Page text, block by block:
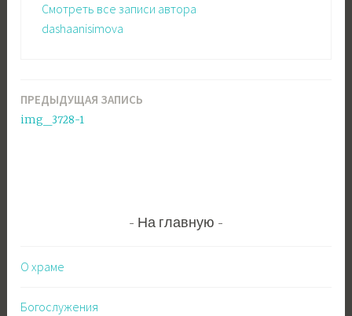
Смотреть все записи автора
dashaanisimova
Навигация
по
ПРЕДЫДУЩАЯ ЗАПИСЬ
img_3728-1
На главную
О храме
Богослужения